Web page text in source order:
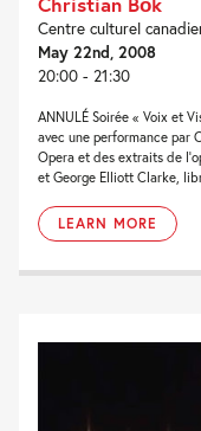
Centre culturel
May 22nd, 2008
20:00 - 21:30
ANNULÉ Soirée « Voix et
avec une performance par
Opera et des extraits de
et George Elliott Clarke,
LEARN MORE